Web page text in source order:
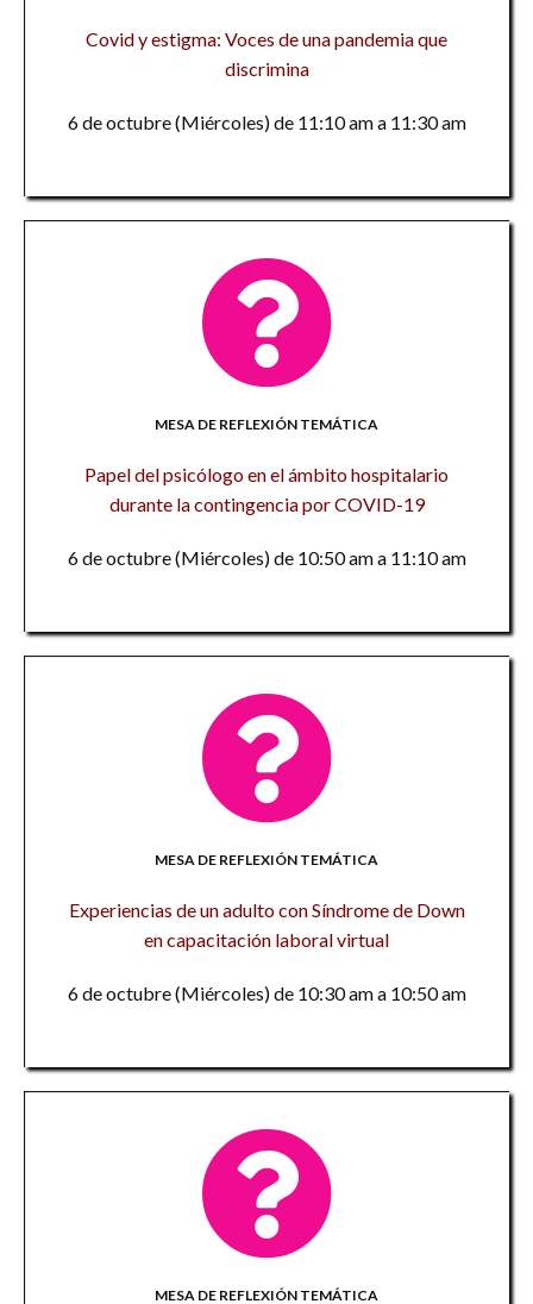
Covid y estigma: Voces de una pandemia que
discrimina
6 de octubre (Miércoles) de 11:10 am a 11:30 am
MESA DE REFLEXIÓN TEMÁTICA
Papel del psicólogo en el ámbito hospitalario
durante la contingencia por COVID-19
6 de octubre (Miércoles) de 10:50 am a 11:10 am
MESA DE REFLEXIÓN TEMÁTICA
Experiencias de un adulto con Síndrome de Down
en capacitación laboral virtual
6 de octubre (Miércoles) de 10:30 am a 10:50 am
MESA DE REFLEXIÓN TEMÁTICA